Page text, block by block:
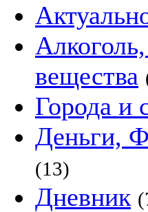
вещества
Города и
Деньги,
(13)
Дневник